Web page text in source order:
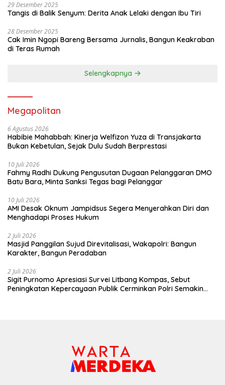
29 Desember 2025
Tangis di Balik Senyum: Derita Anak Lelaki dengan Ibu Tiri
28 Desember 2025
Cak Imin Ngopi Bareng Bersama Jurnalis, Bangun Keakraban
di Teras Rumah
Selengkapnya
Megapolitan
6 Agustus 2026
Habibie Mahabbah: Kinerja Welfizon Yuza di Transjakarta
Bukan Kebetulan, Sejak Dulu Sudah Berprestasi
10 Juli 2026
Fahmy Radhi Dukung Pengusutan Dugaan Pelanggaran DMO
Batu Bara, Minta Sanksi Tegas bagi Pelanggar
10 Juli 2026
AMI Desak Oknum Jampidsus Segera Menyerahkan Diri dan
Menghadapi Proses Hukum
2 Juli 2026
Masjid Panggilan Sujud Direvitalisasi, Wakapolri: Bangun
Karakter, Bangun Peradaban
2 Juli 2026
Sigit Purnomo Apresiasi Survei Litbang Kompas, Sebut
Peningkatan Kepercayaan Publik Cerminkan Polri Semakin